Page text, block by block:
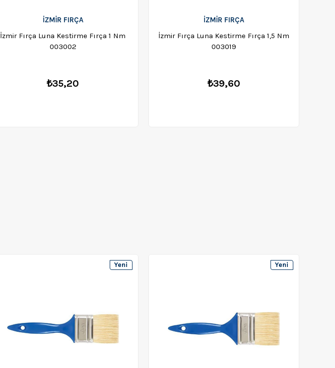
İZMİR FIRÇA
İzmir Fırça Luna Kestirme Fırça 1 Nm
003002
₺35,20
İZMİR FIRÇA
İzmir Fırça Luna Kestirme Fırça 1,5 Nm
003019
₺39,60
Yeni
Yeni